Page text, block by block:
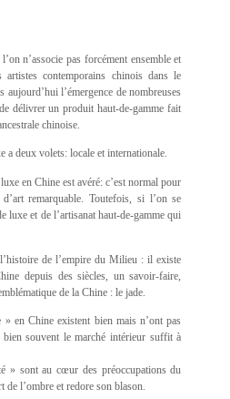
n’associe pas forcément ensemble et
contemporains chinois dans le
l’émergence de nombreuses
délivrer un produit haut-de-gamme fait
chinoise.
a deux volets: locale et internationale.
en Chine est avéré: c’est normal pour
remarquable. Toutefois, si l’on se
luxe et de l’artisanat haut-de-gamme qui
de l’empire du Milieu : il existe
depuis des siècles, un savoir-faire,
de la Chine : le jade.
en Chine existent bien mais n’ont pas
bien souvent le marché intérieur suffit à
» sont au cœur des préoccupations du
l’ombre et redore son blason.